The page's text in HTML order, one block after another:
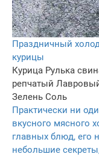
Праздничный
курицы
Курица Рулька
репчатый
Зелень Соль
Практически ни
вкусного мясного
главных блюд, его
небольшие